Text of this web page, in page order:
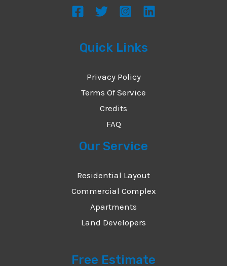
Quick Links
Privacy Policy
Terms Of Service
Credits
FAQ
Our Service
Residential Layout
Commercial Complex
Apartments
Land Developers
Free Estimate